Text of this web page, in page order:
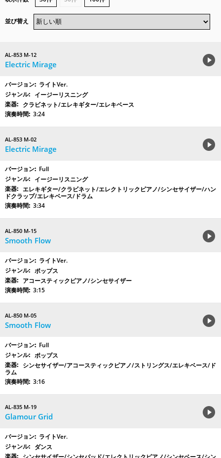
並び替え
AL-853 M-12
Electric Mirage
ライトVer.
イージーリスニング
クラビネット/エレキギター/エレキベース
3:24
AL-853 M-02
Electric Mirage
Full
イージーリスニング
エレキギター/クラビネット/エレクトリックピアノ/シンセサイザー/ハン
ドクラップ/エレキベース/ドラム
3:34
AL-850 M-15
Smooth Flow
ライトVer.
ポップス
アコースティックピアノ/シンセサイザー
3:15
AL-850 M-05
Smooth Flow
Full
ポップス
シンセサイザー/アコースティックピアノ/ストリングス/エレキベース/ド
ラム
3:16
AL-835 M-19
Glamour Grid
ライトVer.
ダンス